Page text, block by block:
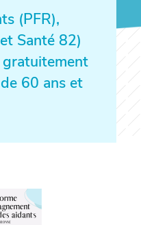
(PFR),
Santé 82)
gratuitement
60 ans et